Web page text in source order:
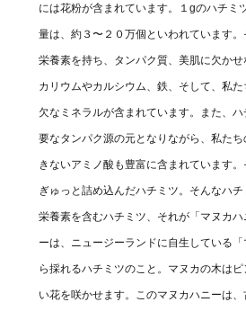
には花粉が含まれています。１gのハチミ
量は、約３〜２０万個といわれています
栄養素を持ち、タンパク質、美肌に欠かせ
カリウムやカルシウム、鉄、そして、私
欠なミネラルが含まれています。また、
要なタンパク源の元となりながら、私た
きないアミノ酸も豊富に含まれています
ぎゅっと詰め込んだハチミツ。そんなハ
栄養素を含むハチミツ、それが「マヌカ
ーは、ニュージーランドに自生している
ら採れるハチミツのこと。マヌカの木はピ
い花を咲かせます。このマヌカハニーは